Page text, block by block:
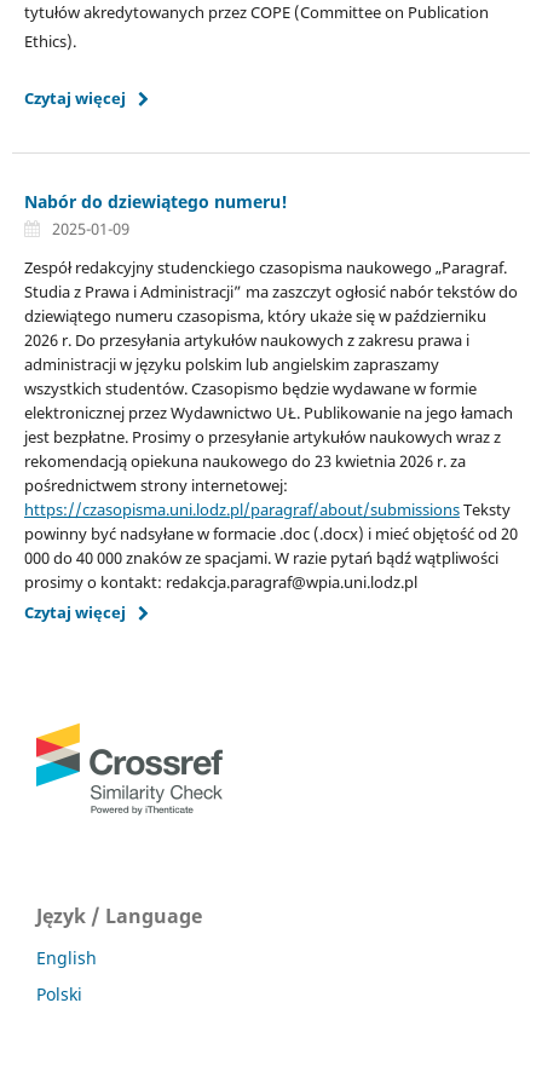
tytułów akredytowanych przez COPE (Committee on Publication
Ethics).
Czytaj więcej
Nabór do dziewiątego numeru!
2025-01-09
Zespół redakcyjny studenckiego czasopisma naukowego „Paragraf.
Studia z Prawa i Administracji” ma zaszczyt ogłosić nabór tekstów do
dziewiątego numeru czasopisma, który ukaże się w październiku
2026 r. Do przesyłania artykułów naukowych z zakresu prawa i
administracji w języku polskim lub angielskim zapraszamy
wszystkich studentów. Czasopismo będzie wydawane w formie
elektronicznej przez Wydawnictwo UŁ. Publikowanie na jego łamach
jest bezpłatne. Prosimy o przesyłanie artykułów naukowych wraz z
rekomendacją opiekuna naukowego do 23 kwietnia 2026 r. za
pośrednictwem strony internetowej:
https://czasopisma.uni.lodz.pl/paragraf/about/submissionsTeksty
powinny być nadsyłane w formacie .doc (.docx) i mieć objętość od 20
000 do 40 000 znaków ze spacjami. W razie pytań bądź wątpliwości
prosimy o kontakt: redakcja.paragraf@wpia.uni.lodz.pl
Czytaj więcej
Język / Language
English
Polski